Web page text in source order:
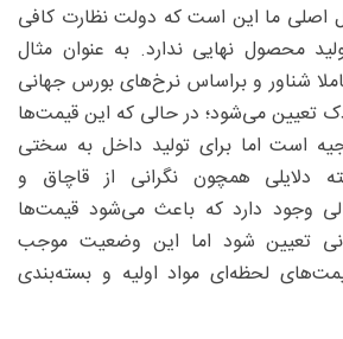
اصلی ما این است که دولت نظارت کافی
محصول نهایی ندارد. به عنوان مثال
شناور و براساس نرخ‌های بورس جهانی
تعیین می‌شود؛ در حالی که این قیمت‌ها
است اما برای تولید داخل به سختی
دلایلی همچون نگرانی از قاچاق و
وجود دارد که باعث می‌شود قیمت‌ها
تعیین شود اما این وضعیت موجب
لحظه‌ای مواد اولیه و بسته‌بندی